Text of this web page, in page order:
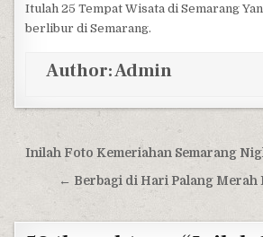
Itulah 25 Tempat Wisata di Semarang
berlibur di Semarang.
Author:Admin
Post navigation
Inilah Foto Kemeriahan Semarang
← Berbagi di Hari Palang Merah